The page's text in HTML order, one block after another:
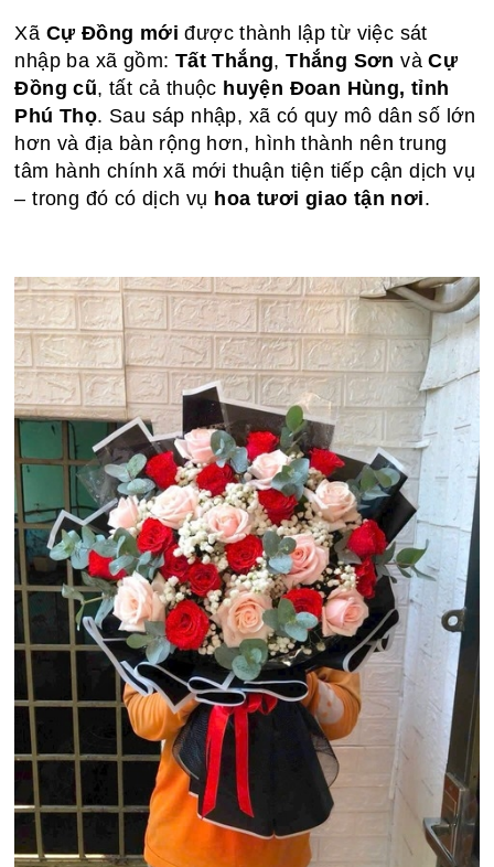
Xã Cự Đồng mới được thành lập từ việc sát
nhập ba xã gồm: Tất Thắng,Thắng Sơn vàCự
Đồng cũ, tất cả thuộc huyện Đoan Hùng, tỉnh
Phú Thọ. Sau sáp nhập, xã có quy mô dân số lớn
hơn và địa bàn rộng hơn, hình thành nên trung
tâm hành chính xã mới thuận tiện tiếp cận dịch vụ
– trong đó có dịch vụ hoa tươi giao tận nơi.